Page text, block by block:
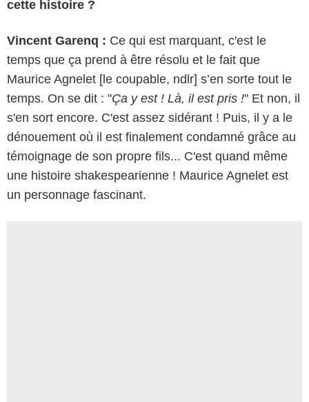
cette histoire ?
Vincent Garenq : Ce qui est marquant, c'est le
temps que ça prend à être résolu et le fait que
Maurice Agnelet [le coupable, ndlr] s’en sorte tout le
temps. On se dit : "Ça y est ! Là, il est pris !" Et non, il
s'en sort encore. C'est assez sidérant ! Puis, il y a le
dénouement où il est finalement condamné grâce au
témoignage de son propre fils... C'est quand même
une histoire shakespearienne ! Maurice Agnelet est
un personnage fascinant.